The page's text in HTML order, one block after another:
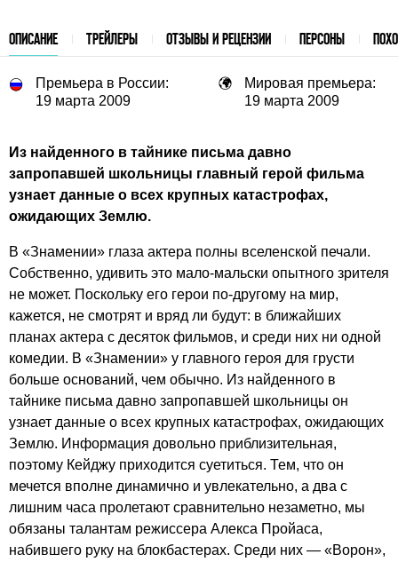
ОПИСАНИЕ ТРЕЙЛЕРЫ ОТЗЫВЫ И РЕЦЕНЗИИ ПЕРСОНЫ
Премьера в России:
19 марта 2009
Мировая премьера:
19 марта 2009
Из найденного в тайнике письма давно
запропавшей школьницы главный герой фильма
узнает данные о всех крупных катастрофах,
ожидающих Землю.
В «Знамении» глаза актера полны вселенской печали.
Собственно, удивить это мало-мальски опытного зрителя
не может. Поскольку его герои по-другому на мир,
кажется, не смотрят и вряд ли будут: в ближайших
планах актера с десяток фильмов, и среди них ни одной
комедии. В «Знамении» у главного героя для грусти
больше оснований, чем обычно. Из найденного в
тайнике письма давно запропавшей школьницы он
узнает данные о всех крупных катастрофах, ожидающих
Землю. Информация довольно приблизительная,
поэтому Кейджу приходится суетиться. Тем, что он
мечется вполне динамично и увлекательно, а два с
лишним часа пролетают сравнительно незаметно, мы
обязаны талантам режиссера Алекса Пройаса,
набившего руку на блокбастерах. Среди них — «Ворон»,